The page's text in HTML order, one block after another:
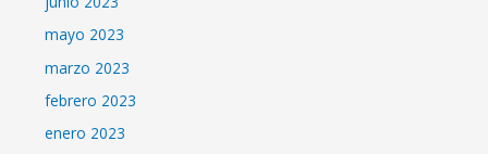
mayo 2023
marzo 2023
febrero 2023
enero 2023